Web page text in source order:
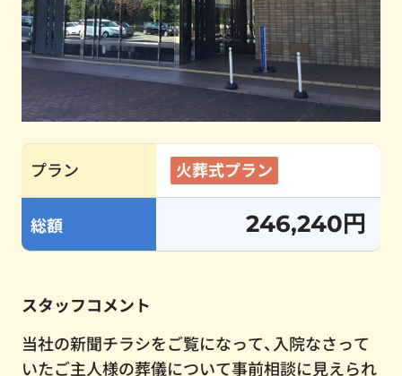
プラン 火葬式プラン
総額 246,240円
スタッフコメント
当社の新聞チラシをご覧になって、入院なさって
いたご主人様の葬儀について事前相談に見えられ